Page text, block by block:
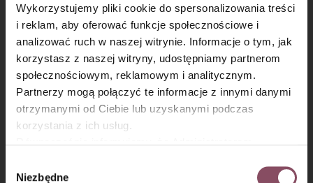
Wykorzystujemy pliki cookie do spersonalizowania treści
i reklam, aby oferować funkcje społecznościowe i
analizować ruch w naszej witrynie. Informacje o tym, jak
korzystasz z naszej witryny, udostępniamy partnerom
społecznościowym, reklamowym i analitycznym.
Partnerzy mogą połączyć te informacje z innymi danymi
otrzymanymi od Ciebie lub uzyskanymi podczas
korzystania z ich usług.
Gdańsk (80-339) adres: Dickmana 14/15 więcej
zgody
Niezbędne
pieczenia, boki wysmaruj masłem. Przełóż masę serową.
×